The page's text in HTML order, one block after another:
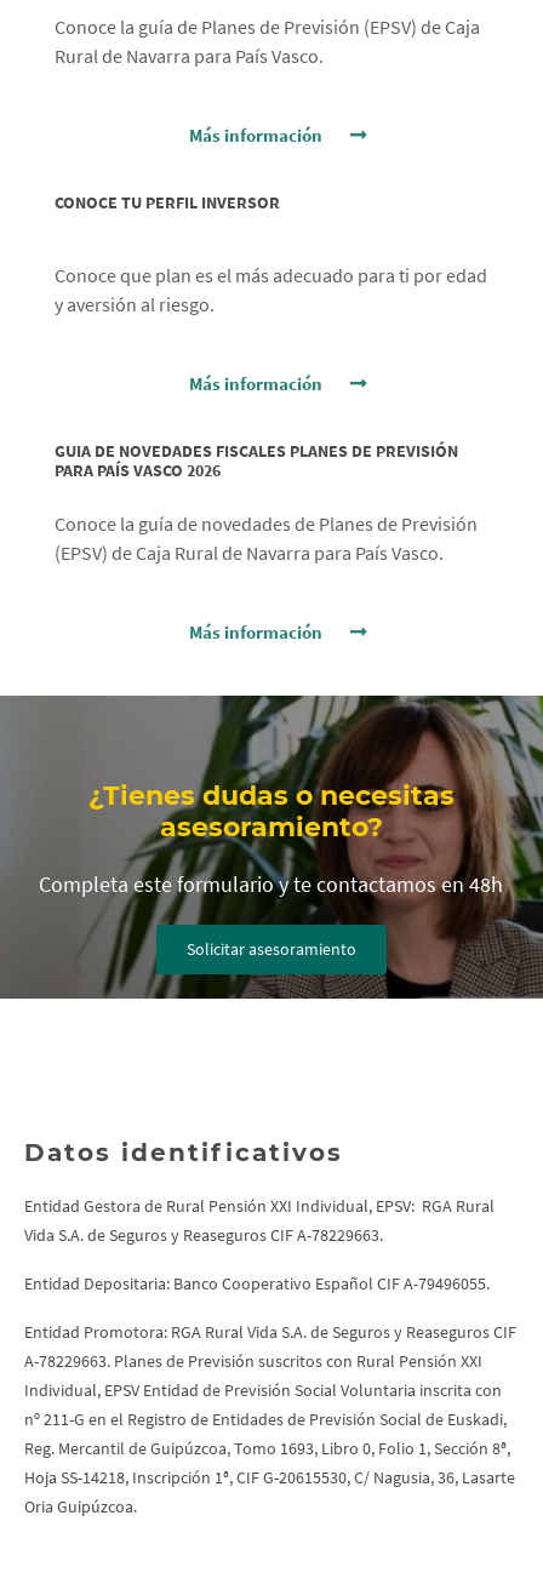
Conoce la guía de Planes de Previsión (EPSV) de Caja
Rural de Navarra para País Vasco.
Más información
CONOCE TU PERFIL INVERSOR
Conoce que plan es el más adecuado para ti por edad
y aversión al riesgo.
Más información
GUIA DE NOVEDADES FISCALES PLANES DE PREVISIÓN
PARA PAÍS VASCO 2026
Conoce la guía de novedades de Planes de Previsión
(EPSV) de Caja Rural de Navarra para País Vasco.
Más información
¿Tienes dudas o necesitas
asesoramiento?
Completa este formulario y te contactamos en 48h
Solicitar asesoramiento
Datos identificativos
Entidad Gestora de Rural Pensión XXI Individual, EPSV: RGA Rural
Vida S.A. de Seguros y Reaseguros CIF A-78229663.
Entidad Depositaria: Banco Cooperativo Español CIF A-79496055.
Entidad Promotora: RGA Rural Vida S.A. de Seguros y Reaseguros CIF
A-78229663. Planes de Previsión suscritos con Rural Pensión XXI
Individual, EPSV Entidad de Previsión Social Voluntaria inscrita con
nº 211-G en el Registro de Entidades de Previsión Social de Euskadi,
Reg. Mercantil de Guipúzcoa, Tomo 1693, Libro 0, Folio 1, Sección 8ª,
Hoja SS-14218, Inscripción 1ª, CIF G-20615530, C/ Nagusia, 36, Lasarte
Oria Guipúzcoa.